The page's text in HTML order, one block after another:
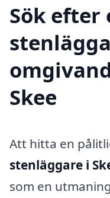
Sök efter
Skee
Att hitta en
stenläggare i
som en